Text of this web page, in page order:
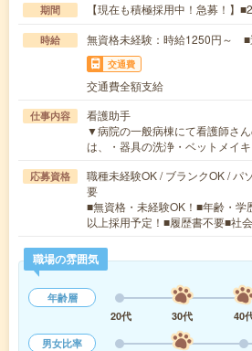
期間 【現在も積極採用中！急募！】
時給 無資格未経験：時給1250円～
交通費
交通費全額支給
仕事内容
看護助手
▼病院の一般病棟にて看護師さ
は、・器具の洗浄・ベットメイ
応募資格
職種未経験OK / ブランクOK / パ
要
■無資格・未経験OK！■年齢・学
以上採用予定！■履歴書不要■社
職場の雰囲気
年齢層
20代
30代 40
男女比率